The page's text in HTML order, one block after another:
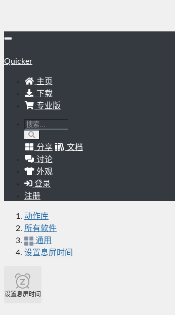
Quicker
主页
下载
专业版
分享
文档
讨论
外观
登录
注册
动作库
所有软件
通用
设置息屏时间
设置息屏时间